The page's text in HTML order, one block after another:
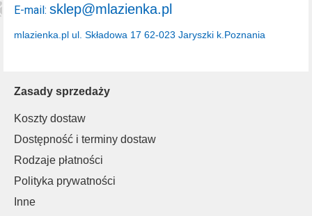
Zasady sprzedaży
Koszty dostaw
Dostępność i terminy dostaw
Rodzaje płatności
Polityka prywatności
Inne
mlazienka.pl ul. Składowa 17 62-023 Jaryszki k.Poznania
E-mail: sklep@mlazienka.pl